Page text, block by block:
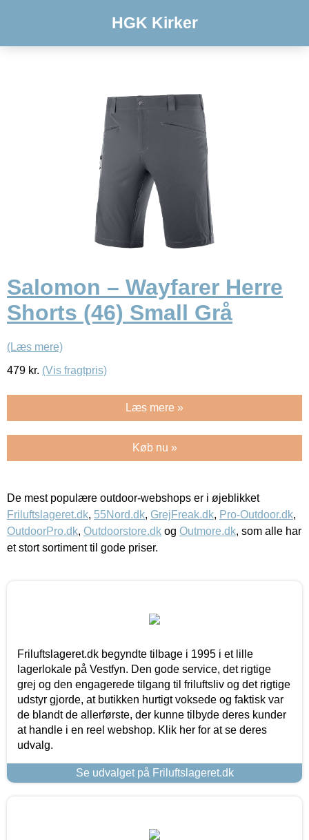
HGK Kirker
Salomon – Wayfarer Herre
Shorts (46) Small Grå
(Læs mere)
479 kr. (Vis fragtpris)
Læs mere »
Køb nu »
De mest populære outdoor-webshops er i øjeblikket
Friluftslageret.dk, 55Nord.dk, GrejFreak.dk, Pro-Outdoor.dk,
OutdoorPro.dk, Outdoorstore.dk og Outmore.dk, som alle har
et stort sortiment til gode priser.
Friluftslageret.dk begyndte tilbage i 1995 i et lille
lagerlokale på Vestfyn. Den gode service, det rigtige
grej og den engagerede tilgang til friluftsliv og det rigtige
udstyr gjorde, at butikken hurtigt voksede og faktisk var
de blandt de allerførste, der kunne tilbyde deres kunder
at handle i en reel webshop. Klik her for at se deres
udvalg.
Se udvalget på Friluftslageret.dk